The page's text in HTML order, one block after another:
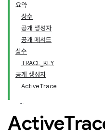
요약
상수
공개 생성자
공개 메서드
상수
TRACE_KEY
공개 생성자
ActiveTrace
Active